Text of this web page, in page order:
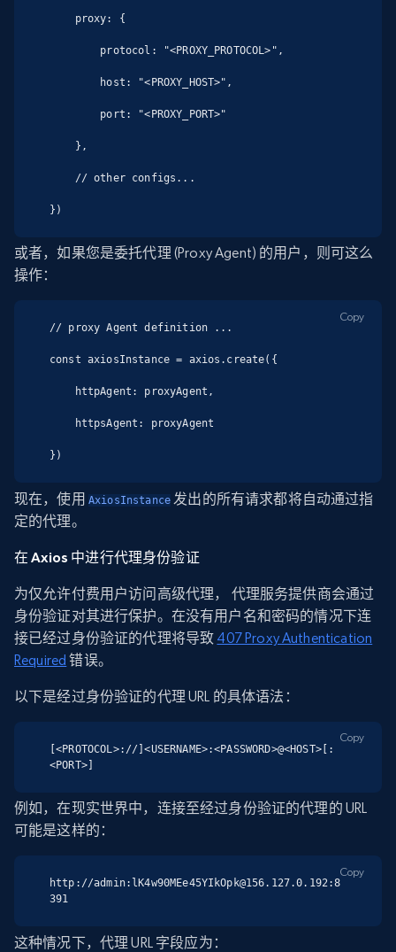
})
或者，如果您是委托代理 (Proxy Agent) 的用户，则可这么
操作：
// proxy Agent definition ...
const axiosInstance = axios.create({
})
Copy
现在，使用 AxiosInstance 发出的所有请求都将自动通过指
定的代理。
在 Axios 中进行代理身份验证
为仅允许付费用户访问高级代理， 代理服务提供商会通过
身份验证对其进行保护。在没有用户名和密码的情况下连
接已经过身份验证的代理将导致 407 Proxy Authentication
Required 错误。
以下是经过身份验证的代理 URL 的具体语法：
[<PROTOCOL>://]<USERNAME>:<PASSWORD>@<HOST>[:
<PORT>]
Copy
例如，在现实世界中，连接至经过身份验证的代理的 URL
可能是这样的：
http://admin:lK4w90MEe45YIkOpk@156.127.0.192:8
391
Copy
这种情况下，代理 URL 字段应为：